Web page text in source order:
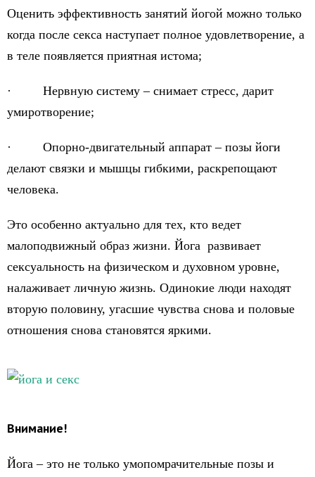
Оценить эффективность занятий йогой можно только
когда после секса наступает полное удовлетворение, а
в теле появляется приятная истома;
· Нервную систему – снимает стресс, дарит
умиротворение;
· Опорно-двигательный аппарат – позы йоги
делают связки и мышцы гибкими, раскрепощают
человека.
Это особенно актуально для тех, кто ведет
малоподвижный образ жизни. Йога развивает
сексуальность на физическом и духовном уровне,
налаживает личную жизнь. Одинокие люди находят
вторую половину, угасшие чувства снова и половые
отношения снова становятся яркими.
Внимание!
Йога – это не только умопомрачительные позы и